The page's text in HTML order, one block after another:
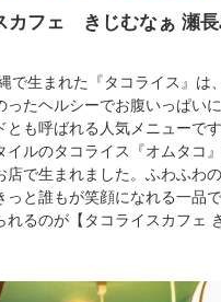
カフェ きじむなぁ 瀬
で生まれた『タコライス』は
ったヘルシーでお腹いっぱい
とも呼ばれる人気メニューで
イルのタコライス『オムタコ
店で生まれました。ふわふわ
っと誰もが笑顔になれる一品
れるのが【タコライスカフェ